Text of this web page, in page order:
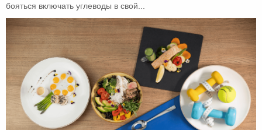
бояться включать углеводы в свой...